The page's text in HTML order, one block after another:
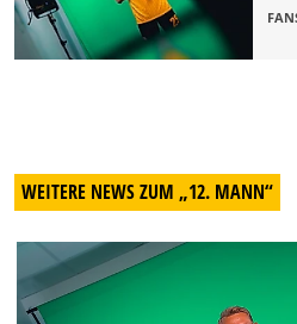
WEITERE NEWS ZUM „12. MANN“